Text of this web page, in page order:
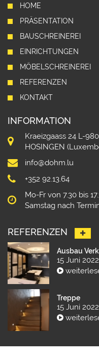
HOME
PRÄSENTATION
BAUSCHREINEREI
EINRICHTUNGEN
MÖBELSCHREINEREI
REFERENZEN
KONTAKT
INFORMATION
Kraeizgaass 24 L-
HOSINGEN
info@dohm.lu
+352 92.13.64
Mo-Fr von 7.30 bis
Samstag nach
REFERENZEN
Ausbau
15 Juni 2022
Treppe
15 Juni 2022